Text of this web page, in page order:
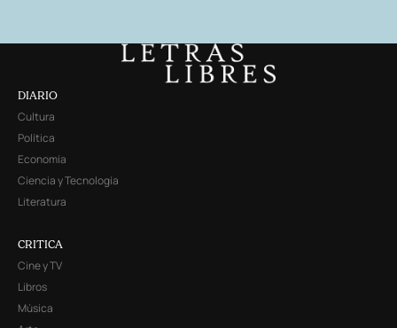
DIARIO
Cultura
Política
Economía
Ciencia y Tecnología
Literatura
CRITICA
Cine y TV
Libros
Música